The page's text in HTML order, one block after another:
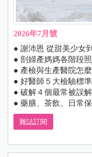
2026年7月號
● 謝沛恩 從甜美少女
● 剖婦產媽媽各階段
● 產檢與生產醫院怎麼
● 好醫師５大檢驗標
● 破解４個最常被誤
● 藥膳、茶飲、日常
雜誌訂閱